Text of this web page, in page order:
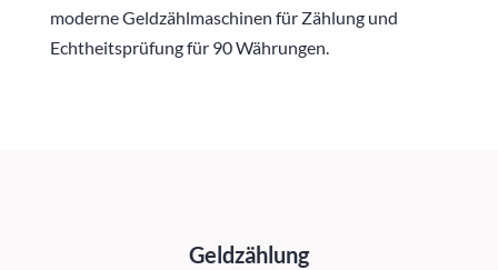
moderne Geldzählmaschinen für Zählung und
Echtheitsprüfung für 90 Währungen.
Geldzählung